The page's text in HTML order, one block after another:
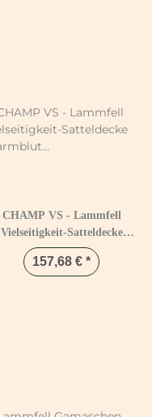
CHAMP VS - Lammfell
Vielseitigkeit-Satteldecke
Warmblut Braun & Natur
157,68 € *